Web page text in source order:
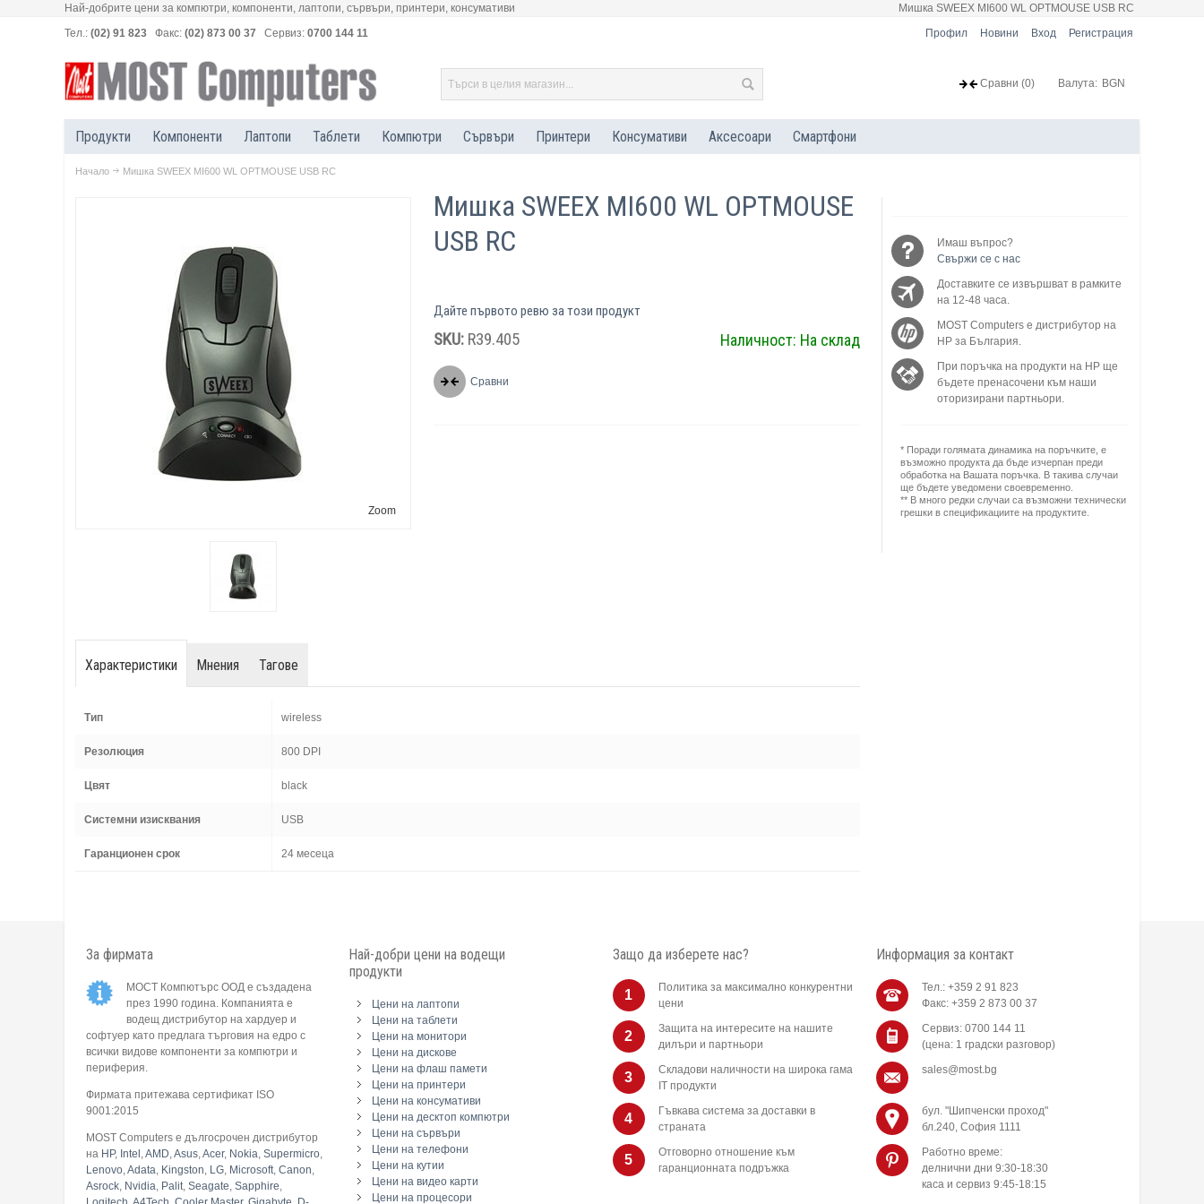
Най-добрите цени за компютри, компоненти, лаптопи, сървъри, принтери, консумативи
Мишка SWEEX MI600 WL OPTMOUSE USB RC
Тел.: (02) 91 823 Факс: (02) 873 00 37 Сервиз: 0700 144 11 Профил Новини Вход Регистрация
Валута: BGN
Сравни (0)
Продукти Компоненти Лаптопи Таблети Компютри Сървъри Принтери Консумативи Аксесоари Смартфони
Начало Мишка SWEEX MI600 WL OPTMOUSE USB RC
Zoom
Мишка SWEEX MI600 WL OPTMOUSE
USB RC
Дайте първото ревю за този продукт
SKU: R39.405 Наличност: На склад
Сравни
Имаш въпрос?
Свържи се с нас
Доставките се извършват в рамките
на 12-48 часа.
MOST Computers е дистрибутор на
HP за България.
При поръчка на продукти на HP ще
бъдете пренасочени към наши
оторизирани партньори.
* Поради голямата динамика на поръчките, е
възможно продукта да бъде изчерпан преди
обработка на Вашата поръчка. В такива случаи
ще бъдете уведомени своевременно.
** В много редки случаи са възможни технически
грешки в спецификациите на продуктите.
Характеристики Мнения Тагове
Тип wireless
Резолюция 800 DPI
Цвят black
Системни изисквания USB
Гаранционен срок 24 месеца
За фирмата
МОСТ Компютърс ООД е създадена
през 1990 година. Компанията е
водещ дистрибутор на хардуер и
софтуер като предлага търговия на едро с
всички видове компоненти за компютри и
периферия.
Фирмата притежава сертификат ISO
9001:2015
MOST Computers е дългосрочен дистрибутор
на HP, Intel ,AMD,Asus,Acer, Nokia, Supermicro,
Lenovo,Adata, Kingston, LG, Microsoft, Canon,
Asrock, Nvidia, Palit, Seagate, Sapphire,
Най-добри цени на водещи
продукти
Цени на лаптопи
Цени на таблети
Цени на монитори
Цени на дискове
Цени на флаш памети
Цени на принтери
Цени на консумативи
Цени на десктоп компютри
Цени на сървъри
Цени на телефони
Цени на кутии
Цени на видео карти
Цени на процесори
Защо да изберете нас?
1
Политика за максимално конкурентни
цени
2
Защита на интересите на нашите
дилъри и партньори
3
Складови наличности на широка гама
IT продукти
4
Гъвкава система за доставки в
страната
5
Отговорно отношение към
гаранционната подръжка
Информация за контакт
Тел.: +359 2 91 823
Факс: +359 2 873 00 37
Сервиз: 0700 144 11
(цена: 1 градски разговор)
sales@most.bg
бул. "Шипченски проход"
бл.240, София 1111
Работно време:
делнични дни 9:30-18:30
каса и сервиз 9:45-18:15